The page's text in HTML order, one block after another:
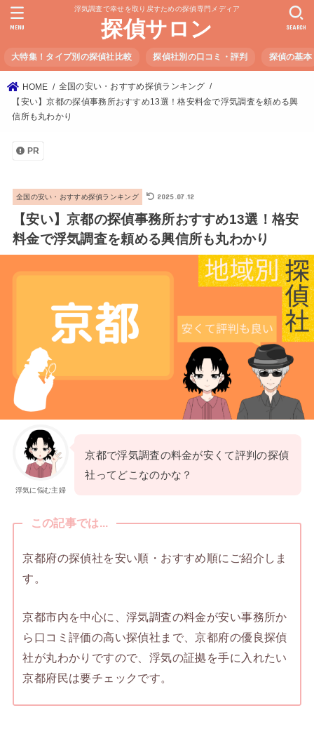
浮気調査で幸せを取り戻すための探偵専門メディア
探偵サロン
大特集！タイプ別の探偵社比較 探偵社別の口コミ・評判 探偵の基本
SEARCH
MENU
HOME
全国の安い・おすすめ探偵ランキング
【安い】京都の探偵事務所おすすめ13選！格安料金で浮気調査を頼める興
信所も丸わかり
PR
全国の安い・おすすめ探偵ランキング 2025.07.12
【安い】京都の探偵事務所おすすめ13選！格安
料金で浮気調査を頼める興信所も丸わかり
浮気に悩む主婦
京都で浮気調査の料金が安くて評判の探偵
社ってどこなのかな？
この記事では...
京都府の探偵社を安い順・おすすめ順にご紹介しま
す。
京都市内を中心に、浮気調査の料金が安い事務所か
ら口コミ評価の高い探偵社まで、京都府の優良探偵
社が丸わかりですので、浮気の証拠を手に入れたい
京都府民は要チェックです。